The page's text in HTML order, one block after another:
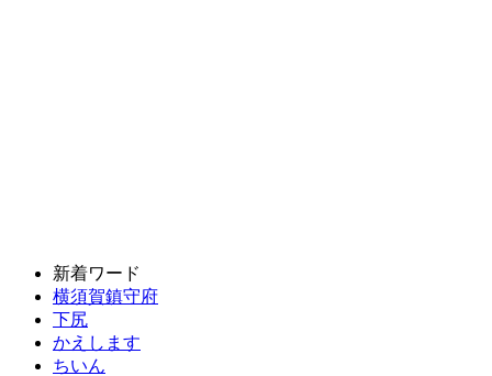
新着ワード
横須賀鎮守府
下尻
かえします
ちいん